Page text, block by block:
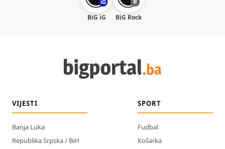
BiG iG BiG Rock
VIJESTI
Banja Luka
Republika Srpska / BiH
SPORT
Fudbal
Košarka